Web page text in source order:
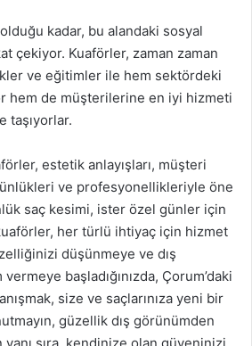
kadar, bu alandaki sosyal
çekiyor. Kuaförler, zaman zaman
ve eğitimler ile hem sektördeki
hem de müşterilerine en iyi hizmeti
taşıyorlar.
estetik anlayışları, müşteri
ve profesyonellikleriyle öne
saç kesimi, ister özel günler için
her türlü ihtiyaç için hizmet
düşünmeye ve dış
başladığınızda, Çorum’daki
size ve saçlarınıza yeni bir
güzellik dış görünümden